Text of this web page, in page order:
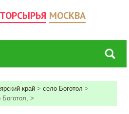
МОСКВА
край > село Боготол >
Боготол, >